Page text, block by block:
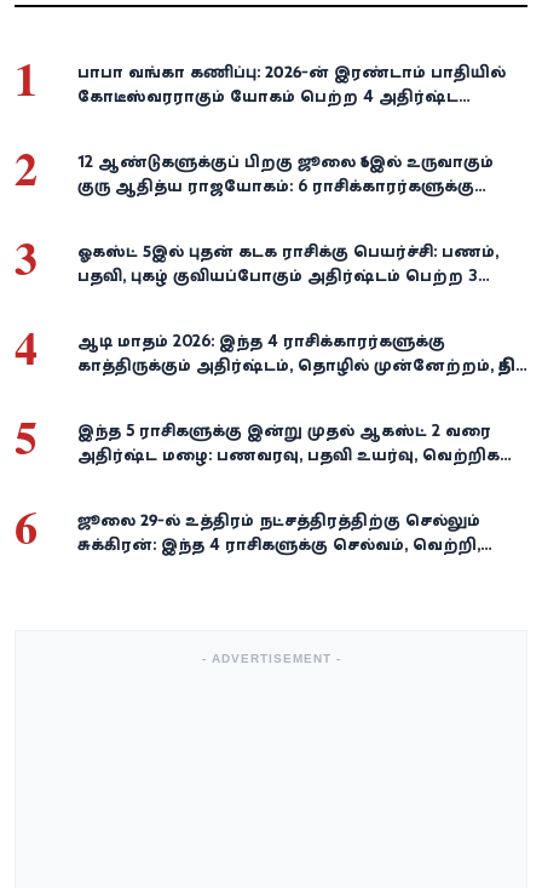
1
பாபா வங்கா கணிப்பு: 2026-ன் இரண்டாம் பாதியில்
கோடீஸ்வரராகும் யோகம் பெற்ற 4 அதிர்ஷ்ட
2
12 ஆண்டுகளுக்குப் பிறகு ஜூலை 16இல் உருவாகும்
குரு ஆதித்ய ராஜயோகம்: 6 ராசிக்காரர்களுக்கு
3
ஓகஸ்ட் 5இல் புதன் கடக ராசிக்கு பெயர்ச்சி: பணம்,
பதவி, புகழ் குவியப்போகும் அதிர்ஷ்டம் பெற்ற 3
4
ஆடி மாதம் 2026: இந்த 4 ராசிக்காரர்களுக்கு
காத்திருக்கும் அதிர்ஷ்டம், தொழில் முன்னேற்றம், நிதி
5
இந்த 5 ராசிகளுக்கு இன்று முதல் ஆகஸ்ட் 2 வரை
அதிர்ஷ்ட மழை: பணவரவு, பதவி உயர்வு, வெற்றிகள்
6
ஜூலை 29-ல் உத்திரம் நட்சத்திரத்திற்கு செல்லும்
சுக்கிரன்: இந்த 4 ராசிகளுக்கு செல்வம், வெற்றி,
- ADVERTISEMENT -